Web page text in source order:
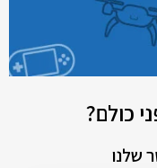
כולם?
שלנו